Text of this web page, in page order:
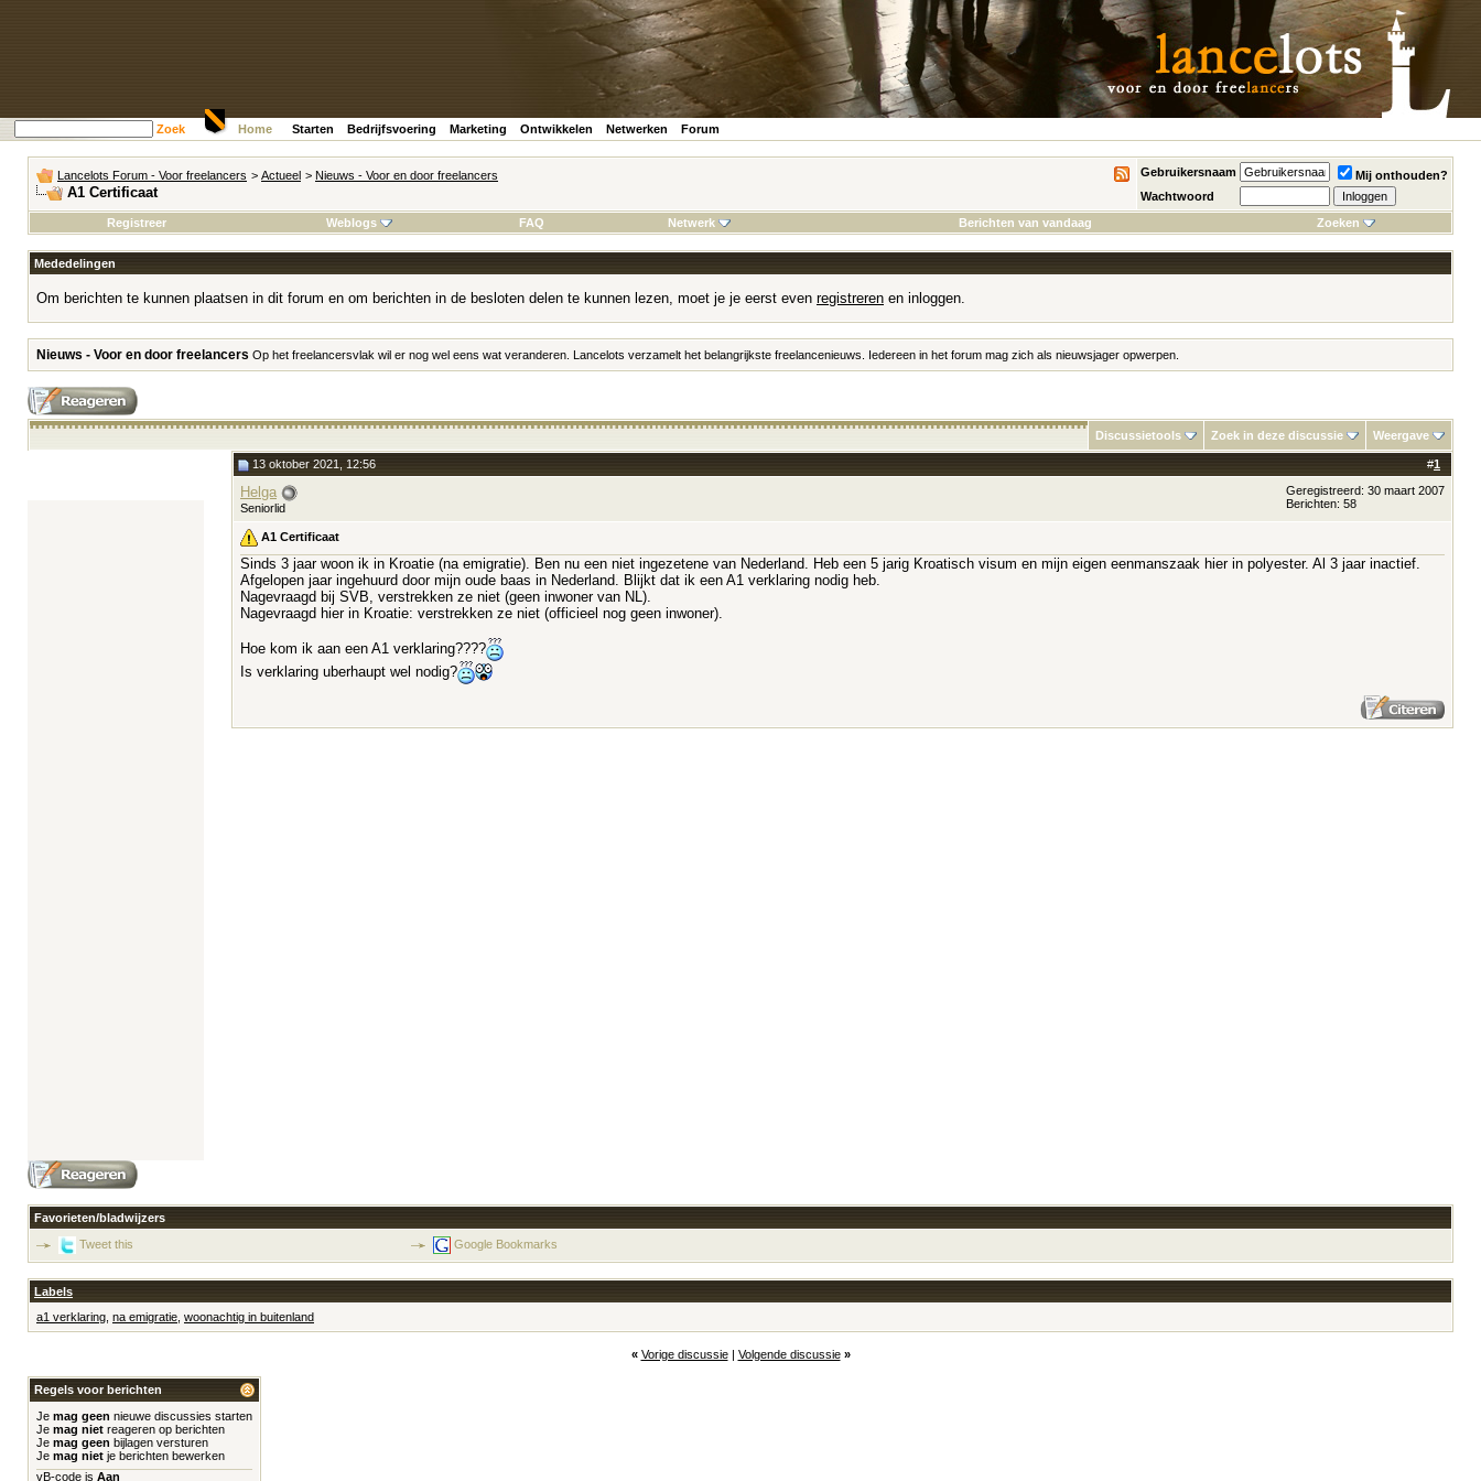
Zoek Home Starten Bedrijfsvoering Marketing Ontwikkelen Netwerken Forum
Lancelots Forum - Voor freelancers > Actueel > Nieuws - Voor en door freelancers
A1 Certificaat
Gebruikersnaam
Mij onthouden?
Wachtwoord
Registreer
Weblogs FAQ Netwerk Berichten van vandaag Zoeken
Mededelingen
Om berichten te kunnen plaatsen in dit forum en om berichten in de besloten delen te kunnen lezen, moet je je eerst even registreren en inloggen.
Nieuws - Voor en door freelancers Op het freelancersvlak wil er nog wel eens wat veranderen. Lancelots verzamelt het belangrijkste freelancenieuws. Iedereen in het forum mag zich als nieuwsjager opwerpen.
Discussietools Zoek in deze discussie Weergave
#1
13 oktober 2021, 12:56
Helga
Seniorlid
Geregistreerd: 30 maart 2007
Berichten: 58
A1 Certificaat
Sinds 3 jaar woon ik in Kroatie (na emigratie). Ben nu een niet ingezetene van Nederland. Heb een 5 jarig Kroatisch visum en mijn eigen eenmanszaak hier in polyester. Al 3 jaar inactief.
Afgelopen jaar ingehuurd door mijn oude baas in Nederland. Blijkt dat ik een A1 verklaring nodig heb.
Nagevraagd bij SVB, verstrekken ze niet (geen inwoner van NL).
Nagevraagd hier in Kroatie: verstrekken ze niet (officieel nog geen inwoner).
Hoe kom ik aan een A1 verklaring????
Is verklaring uberhaupt wel nodig?
Favorieten/bladwijzers
Tweet this
Google Bookmarks
Labels
a1 verklaring na emigratie woonachtig in buitenland
« Vorige discussie| Volgende discussie »
Regels voor berichten
Je mag geen nieuwe discussies starten
Je mag niet reageren op berichten
Je mag geen bijlagen versturen
Je mag niet je berichten bewerken
vB-code is Aan